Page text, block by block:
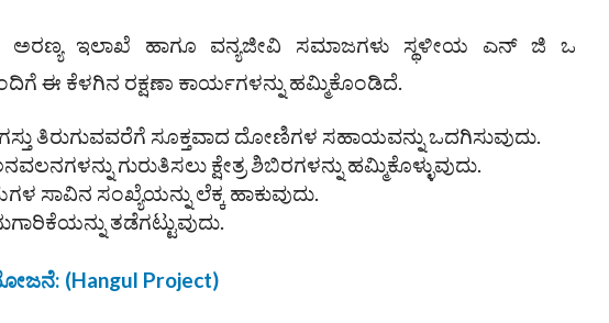
ಅರಣ್ಯ ಇಲಾಖೆ ಹಾಗೂ ವನ್ಯಜೀವಿ ಸಮಾಜಗಳು ಸ್ಥಳೀಯ ಎನ್ ಜಿ ಒ
ಈ ಕೆಳಗಿನ ರಕ್ಷಣಾ ಕಾರ್ಯಗಳನ್ನು ಹಮ್ಮಿಕೊಂಡಿದೆ.
ತಿರುಗುವವರೆಗೆ ಸೂಕ್ತವಾದ ದೋಣಿಗಳ ಸಹಾಯವನ್ನು ಒದಗಿಸುವುದು.
ಗುರುತಿಸಲು ಕ್ಷೇತ್ರ ಶಿಬಿರಗಳನ್ನು ಹಮ್ಮಿಕೊಳ್ಳುವುದು.
ಸಾವಿನ ಸಂಖ್ಯೆಯನ್ನು ಲೆಕ್ಕ ಹಾಕುವುದು.
ತಡೆಗಟ್ಟುವುದು.
(Hangul Project)